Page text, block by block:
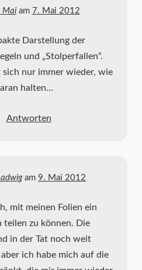
Mai am 7. Mai 2012
Darstellung der
und „Stolperfallen“.
nur immer wieder, wie
halten…
Antworten
am 9. Mai 2012
mit meinen Folien ein
teilen zu können. Die
in der Tat noch weit
ich habe mich auf die